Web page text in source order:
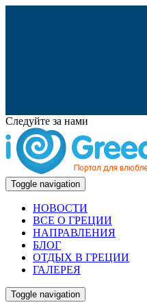
Следуйте за нами
Toggle navigation
НОВОСТИ
ВСЕ О ГРЕЦИИ
НАПРАВЛЕНИЯ
БЛОГ
ОТДЫХ В ГРЕЦИИ
ГАЛЕРЕЯ
Toggle navigation